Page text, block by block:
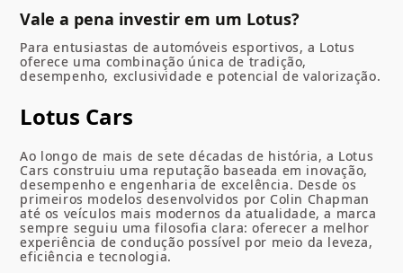
Vale a pena investir em um Lotus?
Para entusiastas de automóveis esportivos, a Lotus
oferece uma combinação única de tradição,
desempenho, exclusividade e potencial de valorização.
Lotus Cars
Ao longo de mais de sete décadas de história, a Lotus
Cars construiu uma reputação baseada em inovação,
desempenho e engenharia de excelência. Desde os
primeiros modelos desenvolvidos por Colin Chapman
até os veículos mais modernos da atualidade, a marca
sempre seguiu uma filosofia clara: oferecer a melhor
experiência de condução possível por meio da leveza,
eficiência e tecnologia.